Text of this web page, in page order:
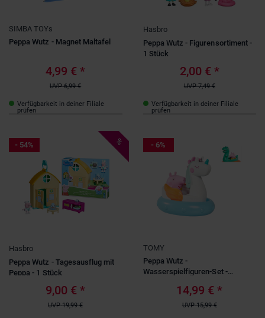
SIMBA TOYs
Peppa Wutz - Magnet Maltafel
4,99 € *
UVP 6,99 €
Verfügbarkeit in deiner Filiale
prüfen
Hasbro
Peppa Wutz - Figurensortiment -
1 Stück
2,00 € *
UVP 7,49 €
Verfügbarkeit in deiner Filiale
prüfen
- 54% %
Hasbro
Peppa Wutz - Tagesausflug mit
Peppa - 1 Stück
9,00 € *
UVP 19,99 €
- 6%
TOMY
Peppa Wutz -
Wasserspielfiguren-Set -
14,99 € *
UVP 15,99 €